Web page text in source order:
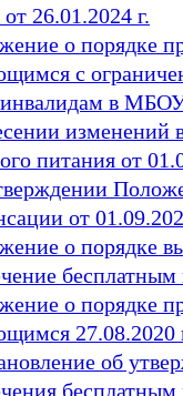
от 26.01.2024 г.
о порядке
с
инвалидам в
изменений
питания от
от
о порядке
о порядке
27.08.2020
об